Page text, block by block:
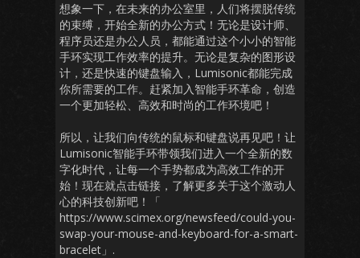
想象一下，在未来的办公室里，人们将摆脱传统
的束缚，开始全新的办公方式！无论是设计师、
程序员还是办公人员，都能通过这个小小的智能
手环实现工作效率的提升。无论是复杂的图形设
计，还是快速的键盘输入，Lumisonic都能完成
你所需要的工作。赶紧加入智能手环革命，创造
一个更加轻松、高效和时尚的工作环境吧！
所以，让我们向传统的鼠标和键盘说再见吧！让
Lumisonic智能手环带领我们进入一个全新的数
字化时代，让每一个手势都成为高效工作的开
始！现在就点击链接，了解更多关于这个激动人
心的科技创新吧！「
https://www.scimex.org/newsfeed/could-you-
swap-your-mouse-and-keyboard-for-a-smart-
bracelet」.